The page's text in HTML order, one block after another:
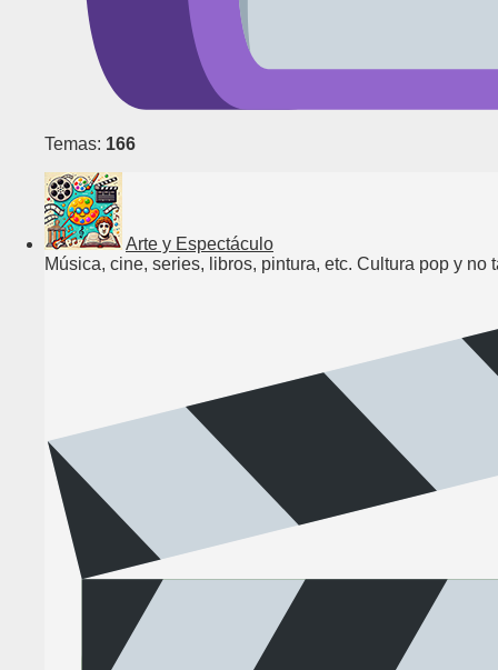
Temas: 166
Arte y Espectáculo
Música, cine, series, libros, pintura, etc. Cultura pop y no